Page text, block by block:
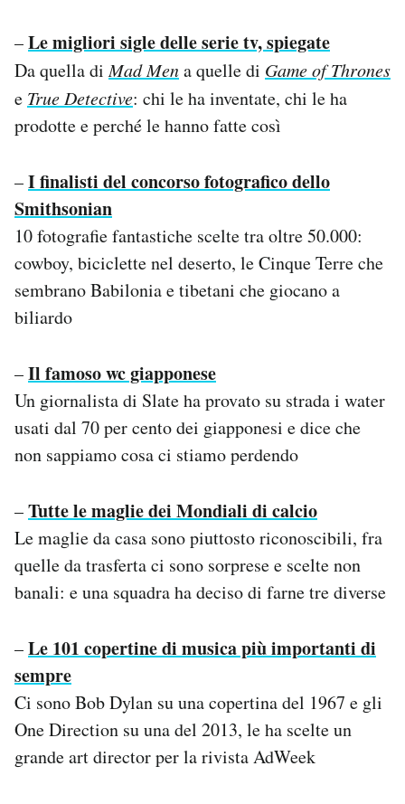
–Le migliori sigle delle serie tv, spiegate
Da quella diMad Mena quelle di Game of Thrones
e True Detective: chi le ha inventate, chi le ha
prodotte e perché le hanno fatte così
–I finalisti del concorso fotografico dello
Smithsonian
10 fotografie fantastiche scelte tra oltre 50.000:
cowboy, biciclette nel deserto, le Cinque Terre che
sembrano Babilonia e tibetani che giocano a
biliardo
–Il famoso wc giapponese
Un giornalista di Slate ha provato su strada i water
usati dal 70 per cento dei giapponesi e dice che
non sappiamo cosa ci stiamo perdendo
–Tutte le maglie dei Mondiali di calcio
Le maglie da casa sono piuttosto riconoscibili, fra
quelle da trasferta ci sono sorprese e scelte non
banali: e una squadra ha deciso di farne tre diverse
–Le 101 copertine di musica più importanti di
sempre
Ci sono Bob Dylan su una copertina del 1967 e gli
One Direction su una del 2013, le ha scelte un
grande art director per la rivista AdWeek